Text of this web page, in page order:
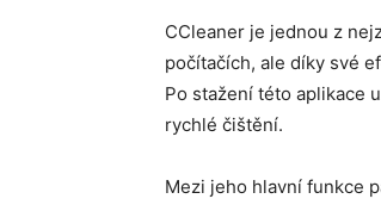
CCleaner je jednou z
počítačích, ale díky své
Po stažení této aplikace
rychlé čištění.
Mezi jeho hlavní funkce